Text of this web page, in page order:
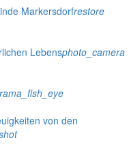
Markersdorfrestore
Lebensphoto_camera
von den